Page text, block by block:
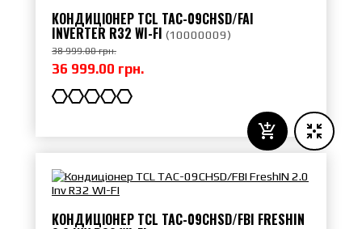
КОНДИЦІОНЕР TCL TAC-09CHSD/FAI
INVERTER R32 WI-FI (10000009)
38 999.00 грн.
36 999.00 грн.
КОНДИЦІОНЕР TCL TAC-09CHSD/FBI FRESHIN